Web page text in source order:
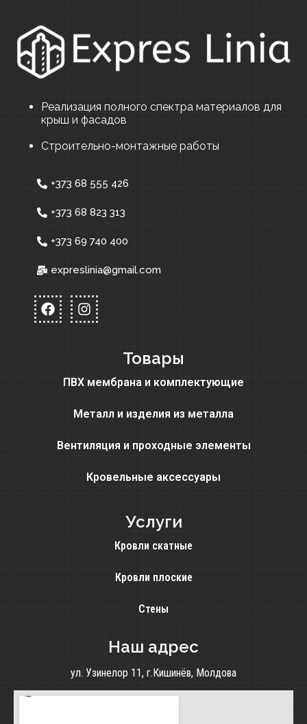
Реализация полного спектра материалов для
крыш и фасадов
Строительно-монтажные работы
+373 68 555 426
+373 68 823 313
+373 69 740 400
expreslinia@gmail.com
Товары
ПВХ мембрана и комплектующие
Металл и изделия из металла
Вентиляция и проходные элементы
Кровельные аксессуары
Услуги
Кровли скатные
Кровли плоские
Стены
Наш адрес
ул. Узинелор 11, г.Кишинёв, Молдова